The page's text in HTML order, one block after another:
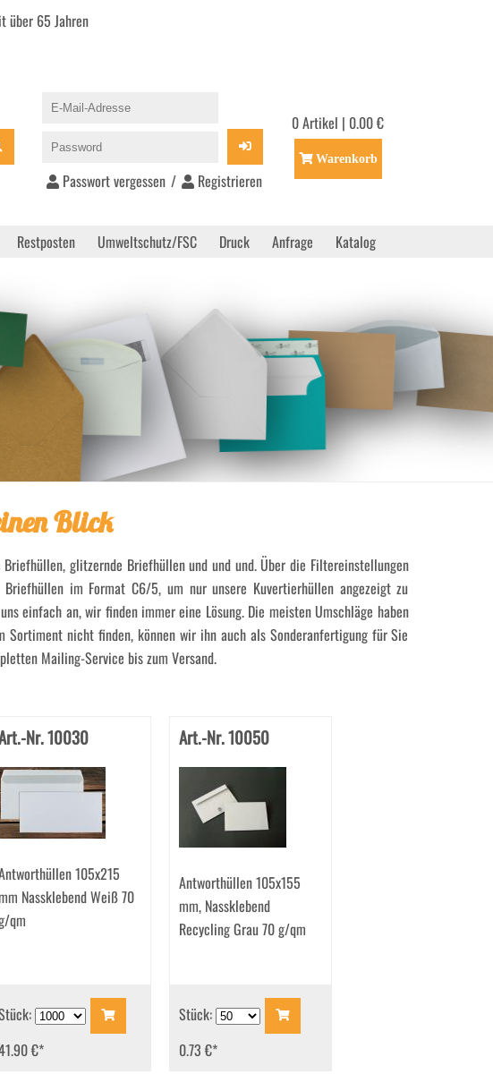
über 65 Jahren
Passwort vergessen / Registrieren
0 Artikel | 0.00 €
Warenkorb
Restposten Umweltschutz/FSC Druck Anfrage Katalog
Blick
glitzernde Briefhüllen und und und. Über die Filtereinstellungen
im Format C6/5, um nur unsere Kuvertierhüllen angezeigt zu
einfach an, wir finden immer eine Lösung. Die meisten Umschläge haben
nicht finden, können wir ihn auch als Sonderanfertigung für Sie
Mailing-Service bis zum Versand.
Nr. 10030
105x215
Nassklebend Weiß 70
qm
€*
Art.-Nr. 10050
Antworthüllen 105x155
mm, Nassklebend
Recycling Grau 70 g/qm
Stück:
0.73 €*